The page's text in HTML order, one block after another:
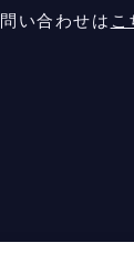
い合わせは